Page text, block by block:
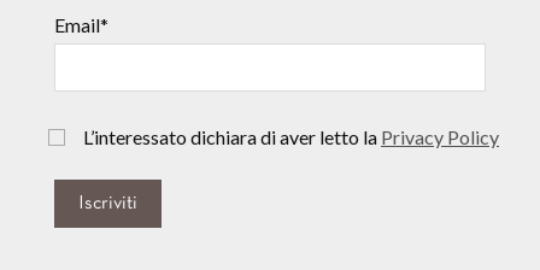
Email*
L’interessato dichiara di aver letto la Privacy Policy
Iscriviti